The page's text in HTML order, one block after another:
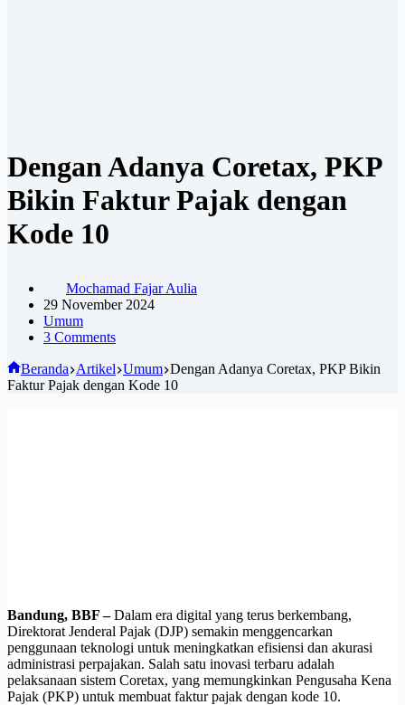
Dengan Adanya Coretax, PKP
Bikin Faktur Pajak dengan
Kode 10
Mochamad Fajar Aulia
29 November 2024
Umum
3 Comments
Beranda Artikel Umum Dengan Adanya Coretax, PKP Bikin
Faktur Pajak dengan Kode 10
Bandung, BBF –Dalam era digital yang terus berkembang,
Direktorat Jenderal Pajak (DJP) semakin menggencarkan
penggunaan teknologi untuk meningkatkan efisiensi dan akurasi
administrasi perpajakan. Salah satu inovasi terbaru adalah
pelaksanaan sistem Coretax, yang memungkinkan Pengusaha Kena
Pajak (PKP) untuk membuat faktur pajak dengan kode 10.